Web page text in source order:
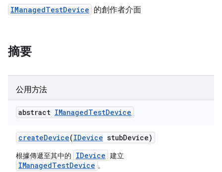
IManagedTestDevice 的創作者介面
摘要
公用方法
abstract IManagedTestDevice
createDevice(IDevice stubDevice)
根據傳遞至其中的 IDevice 建立
IManagedTestDevice 。